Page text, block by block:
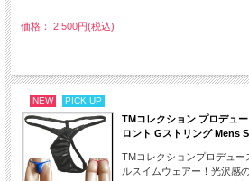
価格： 2,500円(税込)
NEW PICK UP
TMコレクション プロデュ
ロント Gストリング Mens
TMコレクションプロデュ
ルスイムウェアー！光沢感